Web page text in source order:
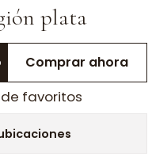
plata
Comprar ahora
favoritos